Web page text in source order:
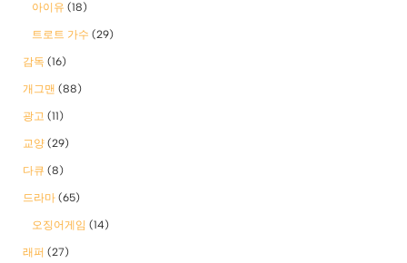
아이유 (18)
트로트 가수 (29)
감독 (16)
개그맨 (88)
광고 (11)
교양 (29)
다큐 (8)
드라마 (65)
오징어게임 (14)
래퍼 (27)